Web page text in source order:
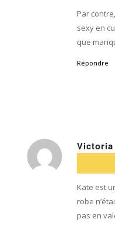
Par
sexy en
que
Répondre
Victoria
:
Kate est
robe
pas en